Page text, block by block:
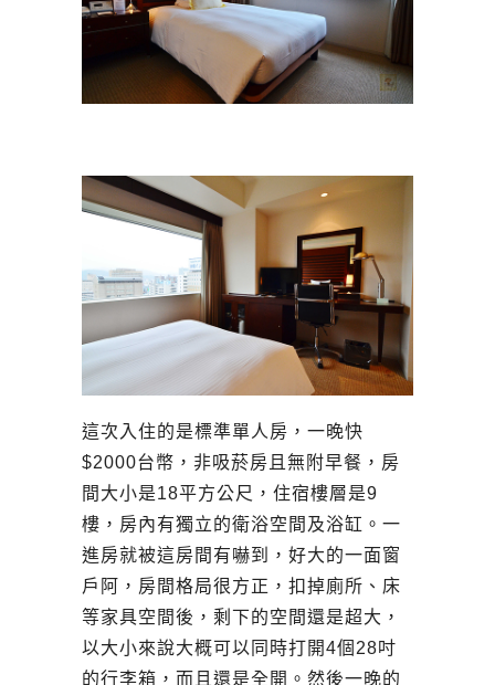
這次入住的是標準單人房，一晚快
$2000台幣，非吸菸房且無附早餐，房
間大小是18平方公尺，住宿樓層是9
樓，房內有獨立的衛浴空間及浴缸。一
進房就被這房間有嚇到，好大的一面窗
戶阿，房間格局很方正，扣掉廁所、床
等家具空間後，剩下的空間還是超大，
以大小來說大概可以同時打開4個28吋
的行李箱，而且還是全開。然後一晚的